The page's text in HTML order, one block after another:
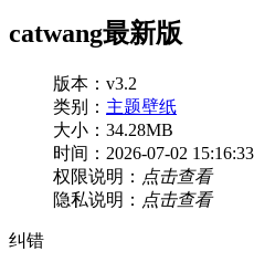
catwang最新版
版本：v3.2
类别： 主题壁纸
大小：34.28MB
时间：2026-07-02 15:16:33
权限说明： 点击查看
隐私说明： 点击查看
纠错